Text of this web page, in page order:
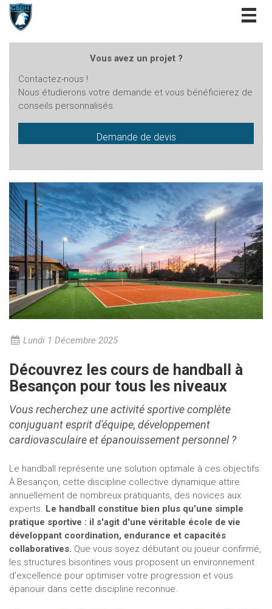
Vous avez un projet ?
Contactez-nous !
Nous étudierons votre demande et vous bénéficierez de
conseils personnalisés.
Demande de devis
Lundi 1 Décembre 2025
Découvrez les cours de handball à
Besançon pour tous les niveaux
Vous recherchez une activité sportive complète
conjuguant esprit d'équipe, développement
cardiovasculaire et épanouissement personnel ?
Le handball représente une solution optimale à ces objectifs.
À Besançon, cette discipline collective dynamique attire
annuellement de nombreux pratiquants, des novices aux
experts. Le handball constitue bien plus qu'une simple
pratique sportive : il s'agit d'une véritable école de vie
développant coordination, endurance et capacités
collaboratives. Que vous soyez débutant ou joueur confirmé,
les structures bisontines vous proposent un environnement
d'excellence pour optimiser votre progression et vous
épanouir dans cette discipline reconnue.